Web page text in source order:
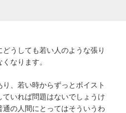
うしても若い人のような張り
なります。
、若い時からずっとボイスト
ていれば問題はないでしょうけ
の人間にとってはそういうわ